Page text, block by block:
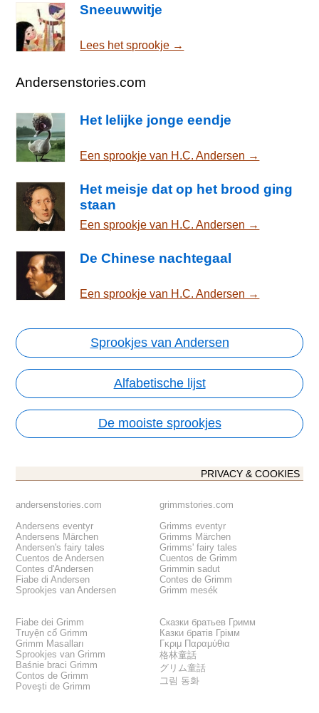
Sneeuwwitje
Lees het sprookje →
Andersenstories.com
Het lelijke jonge eendje
Een sprookje van H.C. Andersen →
Het meisje dat op het brood ging
staan
Een sprookje van H.C. Andersen →
De Chinese nachtegaal
Een sprookje van H.C. Andersen →
Sprookjes van Andersen
Alfabetische lijst
De mooiste sprookjes
PRIVACY & COOKIES
andersenstories.com
Andersens eventyr
Andersens Märchen
Andersen's fairy tales
Cuentos de Andersen
Contes d'Andersen
Fiabe di Andersen
Sprookjes van Andersen
grimmstories.com
Grimms eventyr
Grimms Märchen
Grimms' fairy tales
Cuentos de Grimm
Grimmin sadut
Contes de Grimm
Grimm mesék
Fiabe dei Grimm
Truyện cổ Grimm
Grimm Masalları
Sprookjes van Grimm
Baśnie braci Grimm
Contos de Grimm
Poveşti de Grimm
Сказки братьев Гримм
Казки братів Грімм
Γκριμ Παραμύθια
格林童話
グリム童話
그림 동화